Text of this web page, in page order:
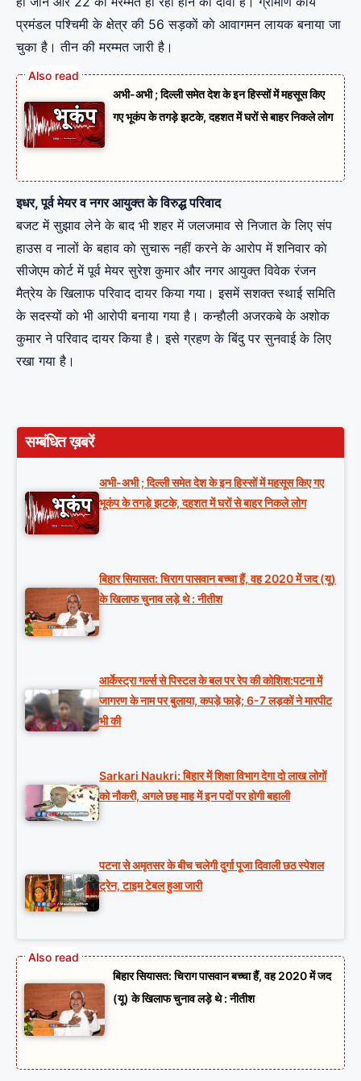
प्रमंडल पश्चिमी के क्षेत्र की 56 सड़काें काे आवागमन लायक बनाया जा
चुका है। तीन की मरम्मत जारी है।
अभी-अभी ; दिल्ली समेत देश के इन हिस्सों में महसूस किए
गए भूकंप के तगड़े झटके, दहशत में घरों से बाहर निकले लोग
इधर, पूर्व मेयर व नगर आयुक्त के विरुद्ध परिवाद
बजट में सुझाव लेने के बाद भी शहर में जलजमाव से निजात के लिए संप
हाउस व नालों के बहाव काे सुचारू नहीं करने के आरोप में शनिवार काे
सीजेएम काेर्ट में पूर्व मेयर सुरेश कुमार और नगर आयुक्त विवेक रंजन
मैत्रेय के खिलाफ परिवाद दायर किया गया। इसमें सशक्त स्थाई समिति
के सदस्यों काे भी आरोपी बनाया गया है। कन्हाैली अजरकबे के अशोक
कुमार ने परिवाद दायर किया है। इसे ग्रहण के बिंदु पर सुनवाई के लिए
रखा गया है।
सम्बंधित ख़बरें
अभी-अभी ; दिल्ली समेत देश के इन हिस्सों में महसूस किए गए
भूकंप के तगड़े झटके, दहशत में घरों से बाहर निकले लोग
बिहार सियासत: चिराग पासवान बच्चा हैं, वह 2020 में जद (यू)
के खिलाफ चुनाव लड़े थे : नीतीश
आर्केस्ट्रा गर्ल्स से पिस्टल के बल पर रेप की कोशिश:पटना में
जागरण के नाम पर बुलाया, कपड़े फाड़े; 6-7 लड़कों ने मारपीट
भी की
Sarkari Naukri: बिहार में शिक्षा विभाग देगा दो लाख लोगों
को नौकरी, अगले छह माह में इन पदों पर होगी बहाली
पटना से अमृतसर के बीच चलेगी दुर्गा पूजा दिवाली छठ स्पेशल
ट्रेन, टाइम टेबल हुआ जारी
बिहार सियासत: चिराग पासवान बच्चा हैं, वह 2020 में जद
(यू) के खिलाफ चुनाव लड़े थे : नीतीश